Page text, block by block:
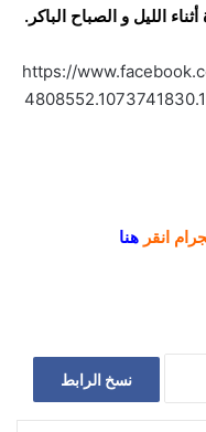
الليل و الصباح الباكر.
https://
انقر هنا
نسخ الرابط